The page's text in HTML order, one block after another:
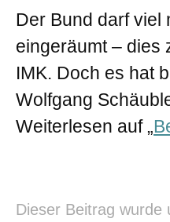
Der Bund darf viel
eingeräumt – dies
IMK. Doch es hat
Wolfgang
Weiterlesen auf „
Dieser Beitrag wurde